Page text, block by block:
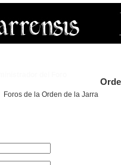
Foros de la Orden de la Jarra